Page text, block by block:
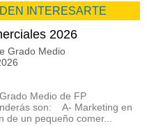
INTERESARTE
2026
Grado Medio
Medio de FP
son: A- Marketing en
un pequeño comer...